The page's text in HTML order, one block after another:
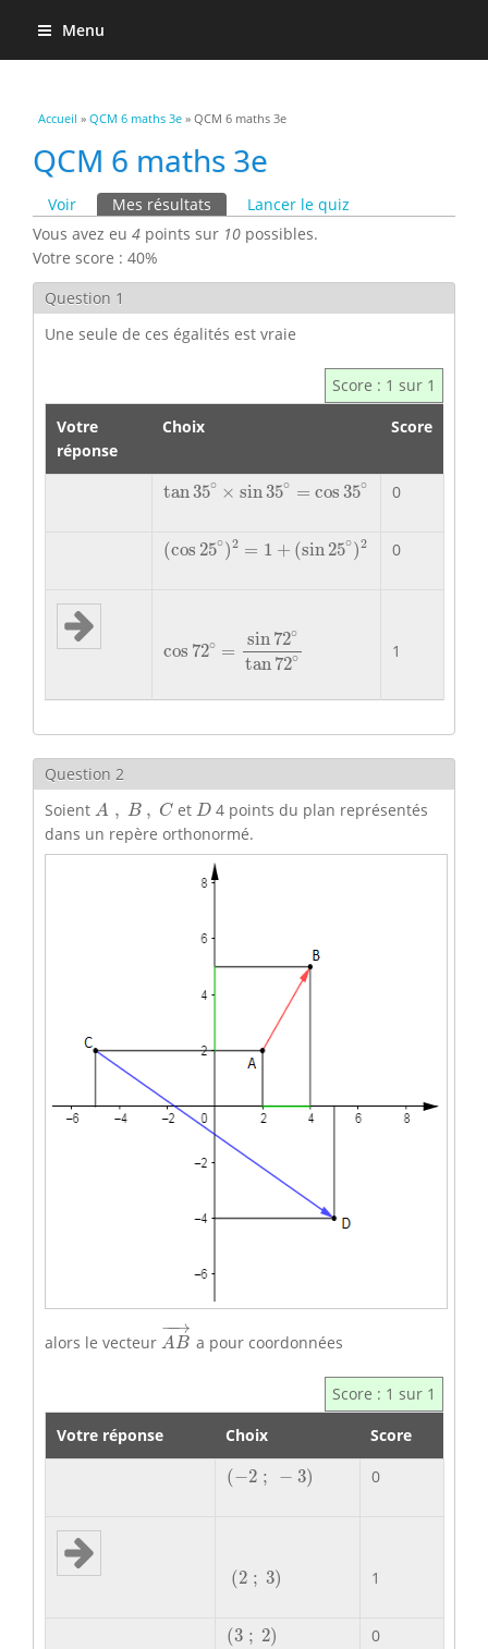
Menu
Vous êtes ici
Accueil » QCM 6 maths 3e » QCM 6 maths 3e
QCM 6 maths 3e
Onglets principaux
Voir Mes résultats (onglet actif)
Lancer le quiz
Vous avez eu 4 points sur 10 possibles.
Votre score : 40%
Question 1
Une seule de ces égalités est vraie
Score : 1 sur 1
Votre
réponse
Choix Score
tan35∘ × sin35∘ = cos 35∘
tan35∘×sin35∘=cos35∘ 0
(cos 25∘)2 = 1 + (sin 25∘)2
(cos 25∘)2 1 ( sin 25∘)2 0
cos 72∘ =
sin 72∘
tan 72∘
sin 72∘tan
1
Question 2
Soient A , B , C
A ,C et D
D4 points du plan représentés
dans un repère orthonormé.
alors le vecteur
−
−→
AB
AB→
a pour coordonnées
Score : 1 sur 1
Votre réponse
Choix Score
(−2 ; − 3)
(− 2; − 0
(2 ; 3)
(2 3) 1
(3 ; 2)
(3 2) 0